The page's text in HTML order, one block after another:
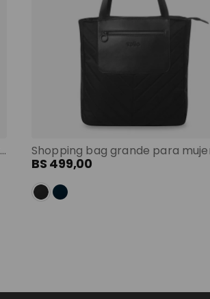
Maleta de viaje grande 23 kilos 360 trulli morado color: morado
BS 499,00